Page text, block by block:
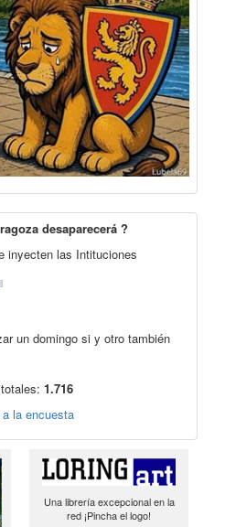
desaparecerá ?
inyecten las Intituciones
un domingo si y otro también
1.716
la encuesta
Una librería excepcional en la
red ¡Pincha el logo!